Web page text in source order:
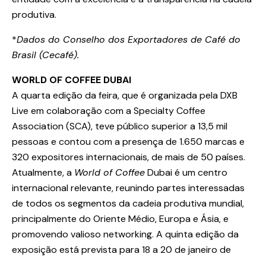
produtiva.
*Dados do Conselho dos Exportadores de Café do
Brasil (Cecafé).
WORLD OF COFFEE DUBAI
A quarta edição da feira, que é organizada pela DXB
Live em colaboração com a Specialty Coffee
Association (SCA), teve público superior a 13,5 mil
pessoas e contou com a presença de 1.650 marcas e
320 expositores internacionais, de mais de 50 países.
Atualmente, a World of CoffeeDubai é um centro
internacional relevante, reunindo partes interessadas
de todos os segmentos da cadeia produtiva mundial,
principalmente do Oriente Médio, Europa e Ásia, e
promovendo valioso networking. A quinta edição da
exposição está prevista para 18 a 20 de janeiro de